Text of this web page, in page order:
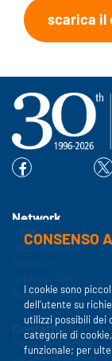
scarica il
Network
GIMBE
GIMBEducation
Sostieni GIMBE
Contatti
Fondazione GIMBE
CONSENSO
I cookie sono
dell'utente su
utilizzi possibili dei
categorie di
funzionale; per